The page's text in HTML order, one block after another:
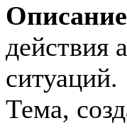
действия
ситуаций.
Тема,